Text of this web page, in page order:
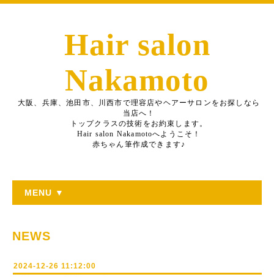
Hair salon
Nakamoto
大阪、兵庫、池田市、川西市で理容店やヘアーサロンをお探しなら
当店へ！
トップクラスの技術をお約束します。
Hair salon Nakamotoへようこそ！
赤ちゃん筆作成できます♪
MENU ▼
NEWS
2024-12-26 11:12:00